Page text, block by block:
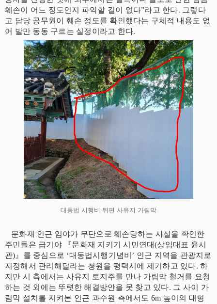
훼손이 어느 정도인지 파악할 길이 없다”라고 한다. 그렇다
고 담당 공무원이 훼손 정도를 확인했다는 구체적 내용도 없
어 발만 동동 구르는 실정이라고 한다.
대동법 시행비 뒤편 사유지 가림막
문화재 인근 임야가 무단으로 훼손당하는 사실을 확인한
주민들은 급기야 『문화재 지키기 시민연대(상임대표 윤시
관)』를 중심으로 ‘대동법시행기념비’ 인근 지역을 관광지로
지정해서 관리해달라는 청원을 평택시에 제기하고 있다. 하
지만 시 측에서는 사유지 토지주를 만나 가림막 철거를 요청
하는 것 외에는 뚜렷한 해결방안을 못 찾고 있다. 그 사이 가
림막 설치를 지켜본 인근 과수원 측에서도 6m 높이의 대형